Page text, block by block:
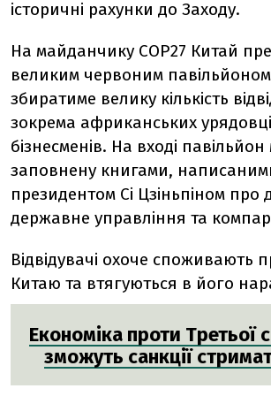
історичні рахунки до Заходу.
На майданчику COP27 Китай
великим червоним
збиратиме велику кількість
зокрема африканських
бізнесменів. На вході
заповнену книгами,
президентом Сі Цзіньпіном про
державне управління та
Відвідувачі охоче споживають
Китаю та втягуються в його
Економіка проти Третьої
зможуть санкції